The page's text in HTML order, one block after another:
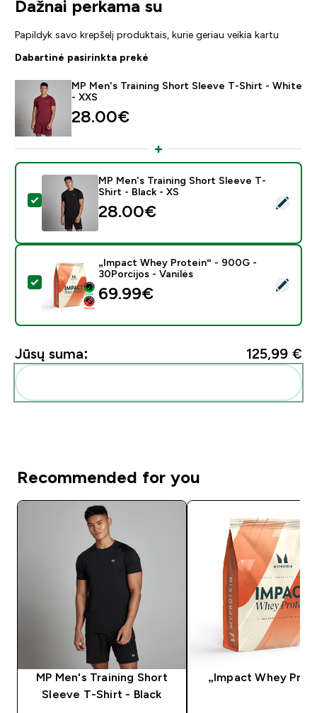
Dažnai perkama su
Papildyk savo krepšelį produktais, kurie geriau veikia kartu
Dabartinė pasirinkta prekė
MP Men's Training Short Sleeve T-Shirt - White
- XXS
28.00€‎
Pasirinkti šį produktą - MP Men's Training Short
MP Men's Training Short Sleeve T-
Shirt - Black - XS
28.00€‎
Pasirinkti šį produktą - „Impact Whey Protein“ -
„Impact Whey Protein“ - 900G -
30Porcijos - Vanilės
69.99€‎
Jūsų suma: 125,99 €‎
Recommended for you
MP Men's Training Short
Sleeve T-Shirt - Black
„Impact Whey